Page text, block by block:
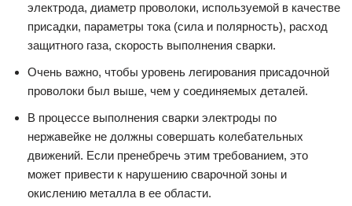
электрода, диаметр проволоки, используемой в качестве
присадки, параметры тока (сила и полярность), расход
защитного газа, скорость выполнения сварки.
Очень важно, чтобы уровень легирования присадочной
проволоки был выше, чем у соединяемых деталей.
В процессе выполнения сварки электроды по
нержавейке не должны совершать колебательных
движений. Если пренебречь этим требованием, это
может привести к нарушению сварочной зоны и
окислению металла в ее области.